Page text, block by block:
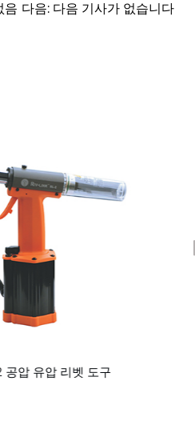
음 다음: 다음 기사가 없습니다
압 유압 리벳 도구